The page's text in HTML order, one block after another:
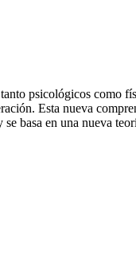
psicológicos como
Esta nueva
basa en una nueva